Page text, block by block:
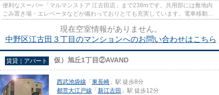
便利なスーパー「マルマンストア 江古田店」まで238mです。共用部には敷地内
ごみ置き場・エレベータなどが備わっておりとても充実しています。電車移動の
現在空室情報がありません。
中野区江古田３丁目のマンションへのお問い合わせはこちら
賃貸｜アパート 仮）旭丘1丁目②AVAND
西武池袋線 「 東長崎 」駅 徒歩8分
都営大江戸線 「 新江古田 」駅 徒歩12分